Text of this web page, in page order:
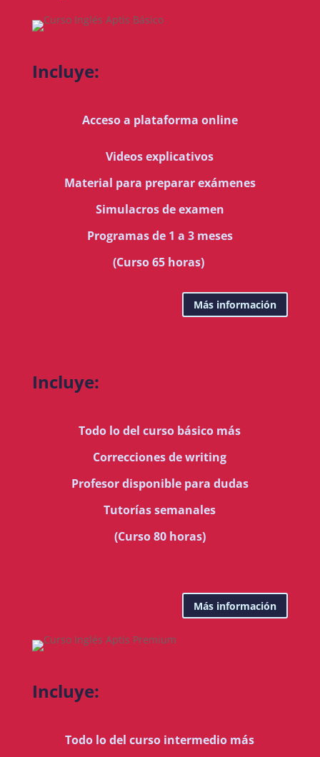
Incluye:
Acceso a plataforma online
Videos explicativos
Material para preparar exámenes
Simulacros de examen
Programas de 1 a 3 meses
(Curso 65 horas)
Más información
Incluye:
Todo lo del curso básico más
Correcciones de writing
Profesor disponible para dudas
Tutorías semanales
(Curso 80 horas)
Más información
Incluye:
Todo lo del curso intermedio más